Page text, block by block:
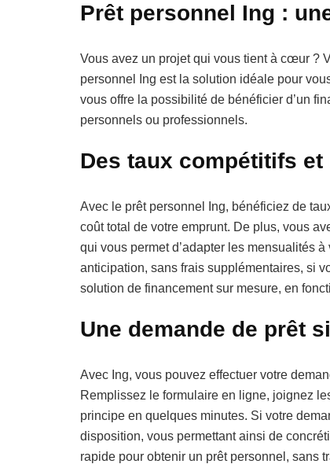
Prêt personnel Ing :
Vous avez un projet qui vous tient à cœur ?
personnel Ing est la solution idéale pour
vous offre la possibilité de bénéficier d’un
personnels ou professionnels.
Des taux compétitifs
Avec le prêt personnel Ing, bénéficiez de
coût total de votre emprunt. De plus, vous
qui vous permet d’adapter les mensualités
anticipation, sans frais supplémentaires, si
solution de financement sur mesure, en
Une demande de prêt
Avec Ing, vous pouvez effectuer votre
Remplissez le formulaire en ligne, joignez
principe en quelques minutes. Si votre
disposition, vous permettant ainsi de
rapide pour obtenir un prêt personnel, sans